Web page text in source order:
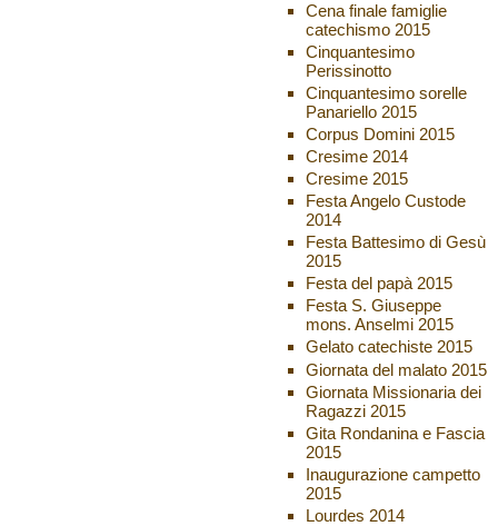
Cena finale famiglie
catechismo 2015
Cinquantesimo
Perissinotto
Cinquantesimo sorelle
Panariello 2015
Corpus Domini 2015
Cresime 2014
Cresime 2015
Festa Angelo Custode
2014
Festa Battesimo di Gesù
2015
Festa del papà 2015
Festa S. Giuseppe
mons. Anselmi 2015
Gelato catechiste 2015
Giornata del malato 2015
Giornata Missionaria dei
Ragazzi 2015
Gita Rondanina e Fascia
2015
Inaugurazione campetto
2015
Lourdes 2014